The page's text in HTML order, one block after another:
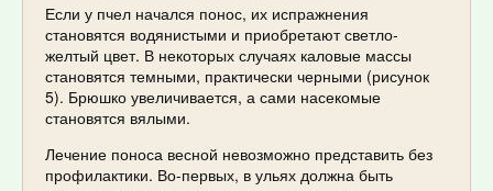
Если у пчел начался понос, их испражнения
становятся водянистыми и приобретают светло-
желтый цвет. В некоторых случаях каловые массы
становятся темными, практически черными (рисунок
5). Брюшко увеличивается, а сами насекомые
становятся вялыми.
Лечение поноса весной невозможно представить без
профилактики. Во-первых, в ульях должна быть